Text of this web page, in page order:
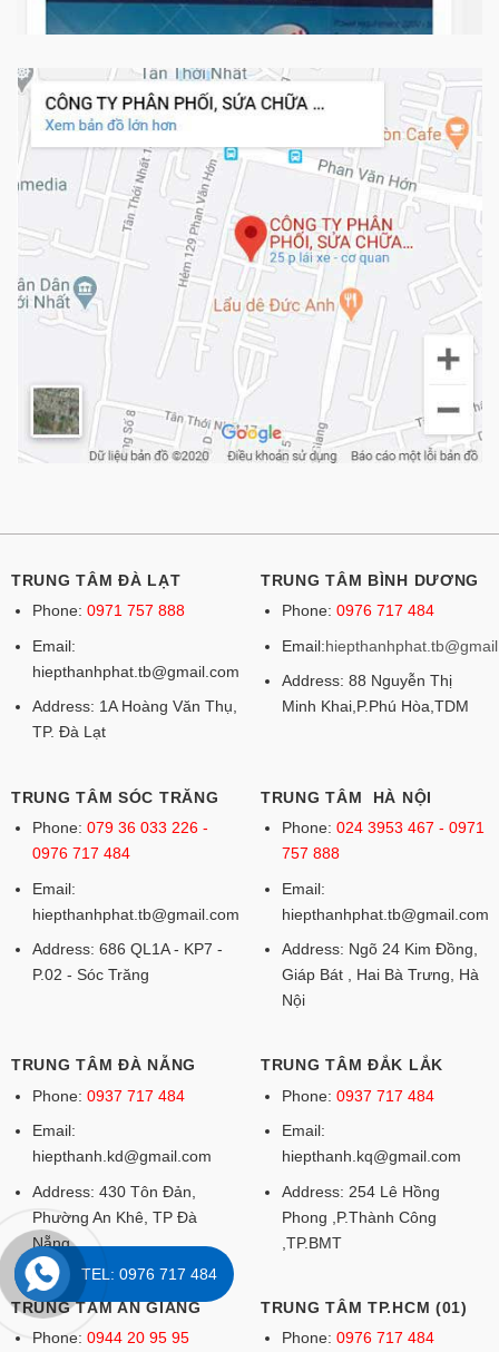
TRUNG TÂM ĐÀ LẠT
Phone: 0971 757 888
Email:
hiepthanhphat.tb@gmail.com
Address: 1A Hoàng Văn Thụ,
TP. Đà Lạt
TRUNG TÂM BÌNH DƯƠNG
Phone: 0976 717 484
Email:
Address: 88 Nguyễn Thị
Minh Khai,P.Phú Hòa,TDM
TRUNG TÂM SÓC TRĂNG
Phone: 079 36 033 226 -
0976 717 484
Email:
hiepthanhphat.tb@gmail.com
Address: 686 QL1A - KP7 -
P.02 - Sóc Trăng
TRUNG TÂM HÀ NỘI
Phone: 024 3953 467 - 0971
757 888
Email:
hiepthanhphat.tb@gmail.com
Address: Ngõ 24 Kim Đồng,
Giáp Bát , Hai Bà Trưng, Hà
Nội
TRUNG TÂM ĐÀ NẴNG
Phone: 0937 717 484
Email:
hiepthanh.kd@gmail.com
Address: 430 Tôn Đản,
Phường An Khê, TP Đà
Nẵng
TRUNG TÂM ĐẮK LẮK
Phone: 0937 717 484
Email:
hiepthanh.kq@gmail.com
Address: 254 Lê Hồng
Phong ,P.Thành Công
,TP.BMT
TRUNG TÂM AN GIANG
Phone: 0944 20 95 95
TRUNG TÂM TP.HCM (01)
Phone: 0976 717 484
TEL: 0976 717 484